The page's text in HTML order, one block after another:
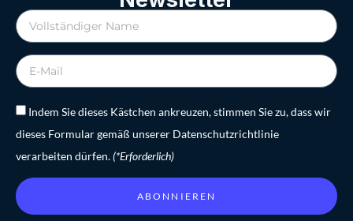
Indem Sie dieses Kästchen ankreuzen, stimmen Sie zu, dass wir
dieses Formular gemäß unserer Datenschutzrichtlinie
verarbeiten dürfen.(*Erforderlich)
ABONNIEREN